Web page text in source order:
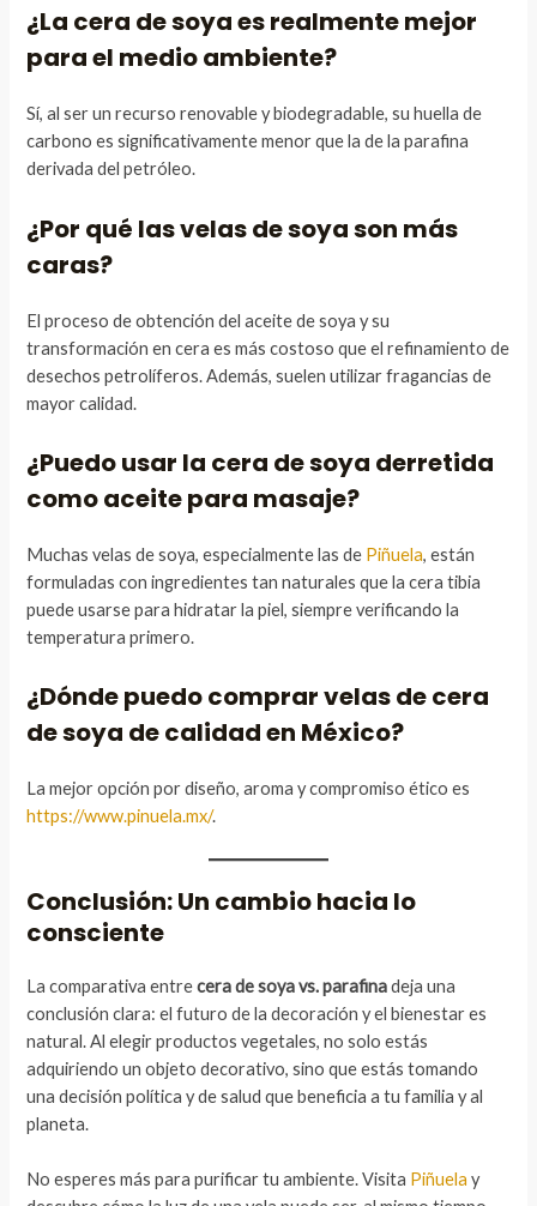
¿La cera de soya es realmente mejor
para el medio ambiente?
Sí, al ser un recurso renovable y biodegradable, su huella de
carbono es significativamente menor que la de la parafina
derivada del petróleo.
¿Por qué las velas de soya son más
caras?
El proceso de obtención del aceite de soya y su
transformación en cera es más costoso que el refinamiento de
desechos petrolíferos. Además, suelen utilizar fragancias de
mayor calidad.
¿Puedo usar la cera de soya derretida
como aceite para masaje?
Muchas velas de soya, especialmente las de Piñuela, están
formuladas con ingredientes tan naturales que la cera tibia
puede usarse para hidratar la piel, siempre verificando la
temperatura primero.
¿Dónde puedo comprar velas de cera
de soya de calidad en México?
La mejor opción por diseño, aroma y compromiso ético es
https://www.pinuela.mx/.
Conclusión: Un cambio hacia lo
consciente
La comparativa entrecera de soya vs. parafinadeja una
conclusión clara: el futuro de la decoración y el bienestar es
natural. Al elegir productos vegetales, no solo estás
adquiriendo un objeto decorativo, sino que estás tomando
una decisión política y de salud que beneficia a tu familia y al
planeta.
No esperes más para purificar tu ambiente. Visita Piñuela y